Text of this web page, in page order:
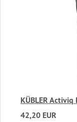
KÜBLER
42,20 EUR